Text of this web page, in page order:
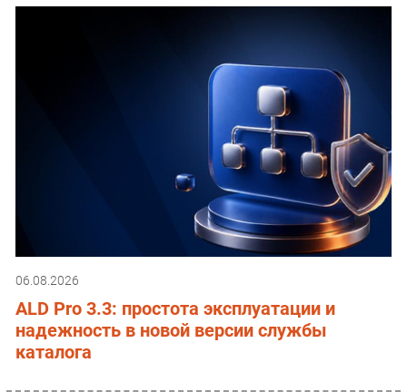
06.08.2026
ALD Pro 3.3: простота эксплуатации и
надежность в новой версии службы
каталога